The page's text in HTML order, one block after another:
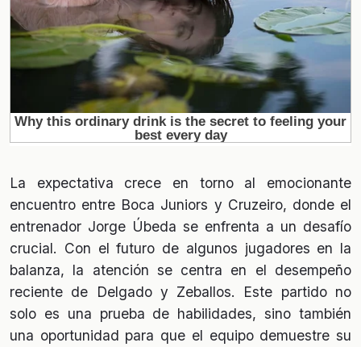
La expectativa crece en torno al emocionante
encuentro entre Boca Juniors y Cruzeiro, donde el
entrenador Jorge Úbeda se enfrenta a un desafío
crucial. Con el futuro de algunos jugadores en la
balanza, la atención se centra en el desempeño
reciente de Delgado y Zeballos. Este partido no
solo es una prueba de habilidades, sino también
una oportunidad para que el equipo demuestre su